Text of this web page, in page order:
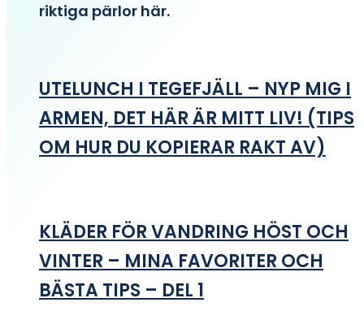
riktiga pärlor här.
UTELUNCH I TEGEFJÄLL – NYP MIG I
ARMEN, DET HÄR ÄR MITT LIV! (TIPS
OM HUR DU KOPIERAR RAKT AV)
KLÄDER FÖR VANDRING HÖST OCH
VINTER – MINA FAVORITER OCH
BÄSTA TIPS – DEL 1